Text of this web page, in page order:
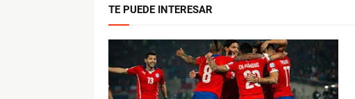
TE PUEDE INTERESAR